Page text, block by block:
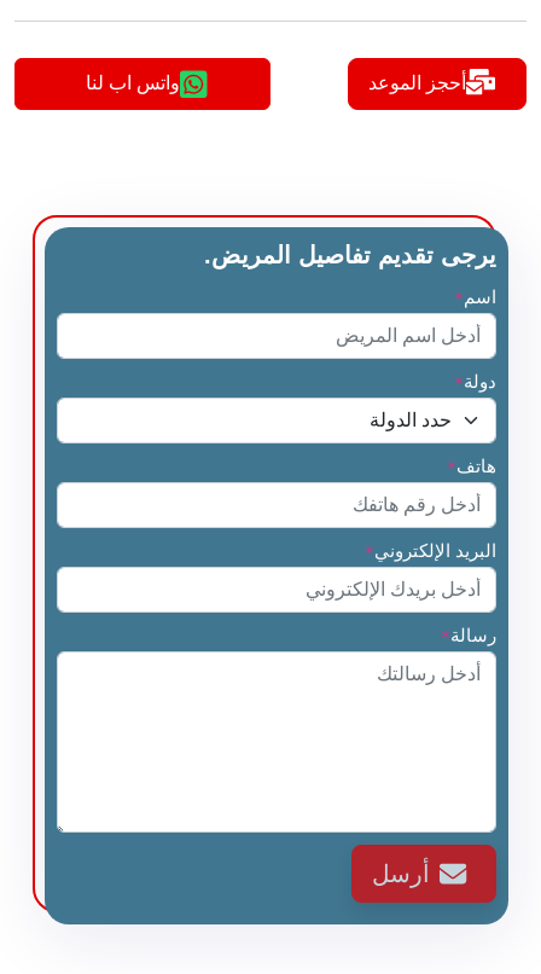
أحجز الموعد واتس اب لنا
يرجى تقديم تفاصيل المريض.
اسم *
دولة*
هاتف*
البريد الإلكتروني*
رسالة*
أرسل